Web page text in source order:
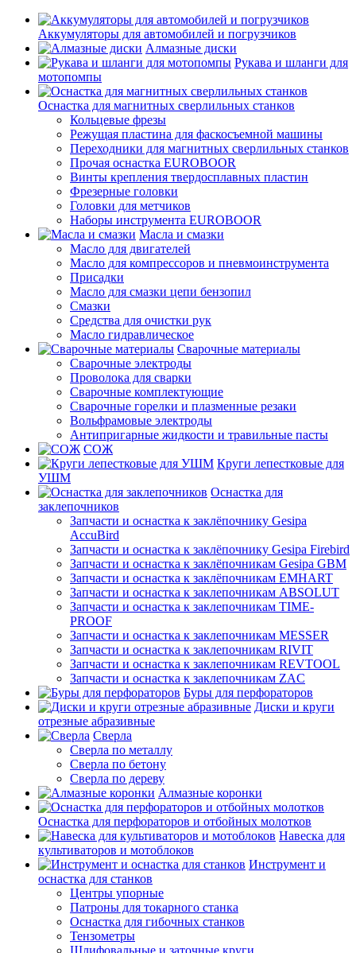
Аккумуляторы для автомобилей и погрузчиков
Алмазные диски
Рукава и шланги для
мотопомпы
Оснастка для магнитных сверлильных станков
Кольцевые фрезы
Режущая пластина для фаскосъемной машины
Переходники для магнитных сверлильных станков
Прочая оснастка EUROBOOR
Винты крепления твердосплавных пластин
Фрезерные головки
Головки для метчиков
Наборы инструмента EUROBOOR
Масла и смазки
Масло для двигателей
Масло для компрессоров и пневмоинструмента
Присадки
Масло для смазки цепи бензопил
Смазки
Средства для очистки рук
Масло гидравлическое
Сварочные материалы
Сварочные электроды
Проволока для сварки
Сварочные комплектующие
Сварочные горелки и плазменные резаки
Вольфрамовые электроды
Антипригарные жидкости и травильные пасты
СОЖ
Круги лепестковые для
УШМ
Оснастка для
заклепочников
Запчасти и оснастка к заклёпочнику Gesipa
AccuBird
Запчасти и оснастка к заклёпочнику Gesipa Firebird
Запчасти и оснастка к заклёпочникам Gesipa GBM
Запчасти и оснастка к заклёпочникам EMHART
Запчасти и оснастка к заклепочникам ABSOLUT
Запчасти и оснастка к заклепочникам TIME-
PROOF
Запчасти и оснастка к заклепочникам MESSER
Запчасти и оснастка к заклепочникам RIVIT
Запчасти и оснастка к заклепочникам REVTOOL
Запчасти и оснастка к заклепочникам ZAC
Буры для перфораторов
Диски и круги
отрезные абразивные
Сверла
Сверла по металлу
Сверла по бетону
Сверла по дереву
Алмазные коронки
Оснастка для перфораторов и отбойных молотков
Навеска для
культиваторов и мотоблоков
Инструмент и
оснастка для станков
Центры упорные
Патроны для токарного станка
Оснастка для гибочных станков
Тензометры
Шлифовальные и заточные круги